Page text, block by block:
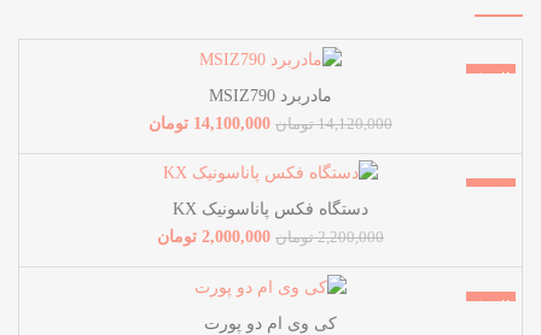
فروش!
مادربرد MSIZ790
14,120,000 تومان 14,100,000 تومان
فروش!
دستگاه فکس پاناسونیک KX
2,200,000 تومان 2,000,000 تومان
فروش!
کی وی ام دو پورت